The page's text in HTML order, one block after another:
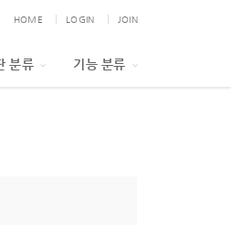
HOME LOGIN JOIN
분류 기능 분류